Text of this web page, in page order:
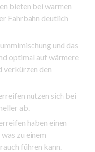
bieten bei warmen
Fahrbahn deutlich
und das
optimal auf wärmere
verkürzen den
nutzen sich bei
ab.
haben einen
zu einem
führen kann.